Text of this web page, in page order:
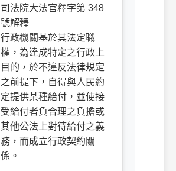
司法院大法官釋字第 348
號解釋
行政機關基於其法定職
權，為達成特定之行政上
目的，於不違反法律規定
之前提下，自得與人民約
定提供某種給付，並使接
受給付者負合理之負擔或
其他公法上對待給付之義
務，而成立行政契約關
係。